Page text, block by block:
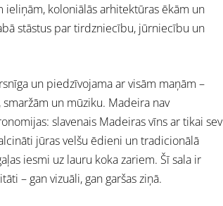
ieliņām, koloniālās arhitektūras ēkām un
stāstus par tirdzniecību, jūrniecību un
un piedzīvojama ar visām maņām –
smaržām un mūziku. Madeira nav
slavenais Madeiras vīns ar tikai sev
jūras velšu ēdieni un tradicionālā
iesmi uz lauru koka zariem. Šī sala ir
– gan vizuāli, gan garšas ziņā.